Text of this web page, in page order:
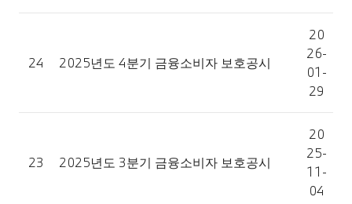
24 2025년도 4분기 금융소비자 보호공시
20
26-
01-
29
23 2025년도 3분기 금융소비자 보호공시
20
25-
11-
04